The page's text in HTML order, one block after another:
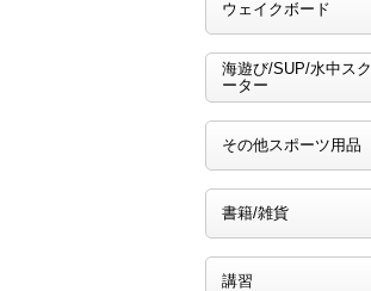
ウェイクボード
海遊び/SUP/水中スク
ーター
その他スポーツ用品
書籍/雑貨
講習